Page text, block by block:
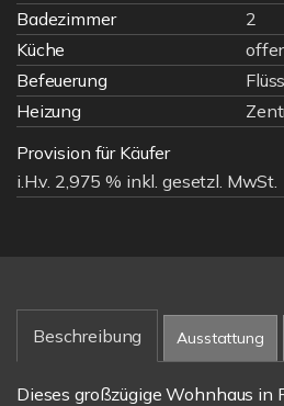
Badezimmer
2
Küche
Befeuerung
Heizung
Provision für Käufer
i.H.v. 2,975 % inkl. gesetzl. MwSt.
Beschreibung Ausstattung
Dieses großzügige Wohnhaus in